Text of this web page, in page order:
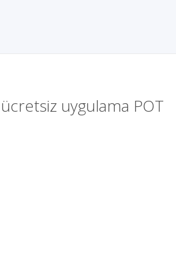
uygulama POT